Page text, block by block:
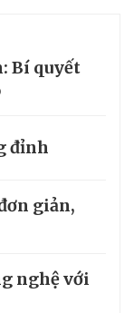
Bí quyết
đỉnh
giản,
nghệ với